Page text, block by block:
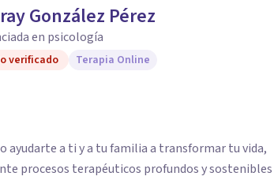
González Pérez
en psicología
verificado Terapia Online
ayudarte a ti y a tu familia a transformar tu vida,
procesos terapéuticos profundos y sostenibles